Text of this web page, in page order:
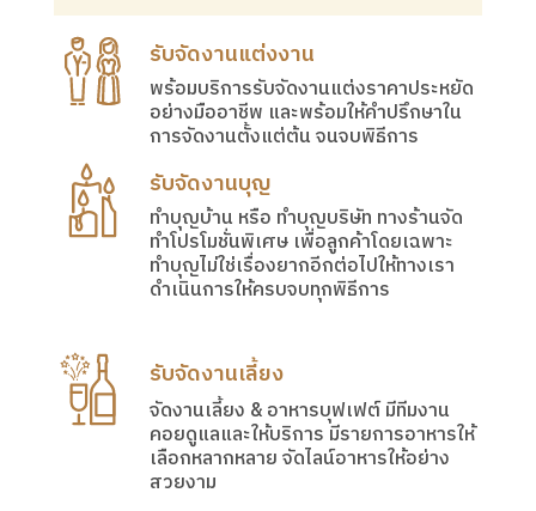
รับจัดงานแต่งงาน
พร้อมบริการรับจัดงานแต่งราคาประหยัด
อย่างมืออาชีพ และพร้อมให้คำปรึกษาใน
การจัดงานตั้งแต่ต้น จนจบพิธีการ
รับจัดงานบุญ
ทำบุญบ้าน หรือ ทำบุญบริษัท ทางร้านจัด
ทำโปรโมชั่นพิเศษ เพื่อลูกค้าโดยเฉพาะ
ทำบุญไม่ใช่เรื่องยากอีกต่อไปให้ทางเรา
ดำเนินการให้ครบจบทุกพิธีการ
รับจัดงานเลี้ยง
จัดงานเลี้ยง & อาหารบุฟเฟต์ มีทีมงาน
คอยดูแลและให้บริการ มีรายการอาหารให้
เลือกหลากหลาย จัดไลน์อาหารให้อย่าง
สวยงาม